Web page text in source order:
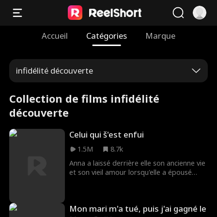
Accueil Catégories Marque
infidélité découverte
Collection de films infidélité
découverte
Celui qui š'est enfui
1.5M
8.7k
Anna a laissé derrière elle son ancienne vie
et son vieil amour lorsqu'elle a épousé
commence à se remémorer sa relation
Mon mari m'a tué, puis j'ai gagné le